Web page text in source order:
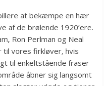
at bekæmpe en hær
af de brølende 1920’ere.
Ron Perlman og Neal
vores firkløver, hvis
til enkeltstående fraser
åbner sig langsomt